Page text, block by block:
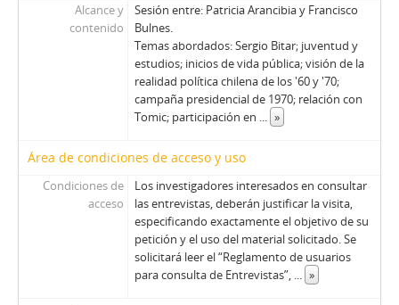
Alcance y
contenido
Sesión entre: Patricia Arancibia y Francisco
Bulnes.
Temas abordados: Sergio Bitar; juventud y
estudios; inicios de vida pública; visión de la
realidad política chilena de los '60 y '70;
campaña presidencial de 1970; relación con
Tomic; participación en ... »
Área de condiciones de acceso y uso
Condiciones de
acceso
Los investigadores interesados en consultar
las entrevistas, deberán justificar la visita,
especificando exactamente el objetivo de su
petición y el uso del material solicitado. Se
solicitará leer el “Reglamento de usuarios
para consulta de Entrevistas”, ... »